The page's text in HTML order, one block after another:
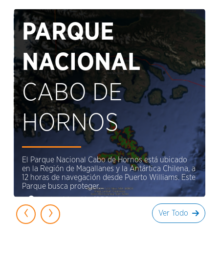
PARQUE
NACIONAL
CABO DE
HORNOS
El Parque Nacional Cabo de Hornos está ubicado
en la Región de Magallanes y la Antártica Chilena, a
12 horas de navegación desde Puerto Williams. Este
Parque busca proteger…
‹ › Ver Todo